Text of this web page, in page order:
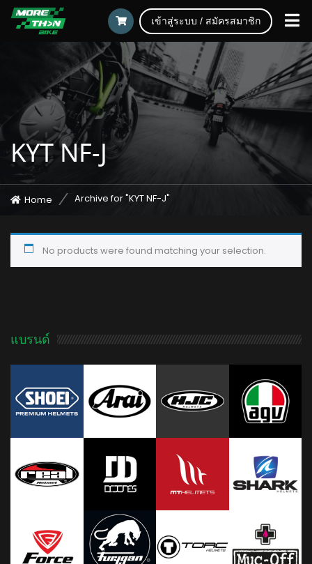
เข้าสู่ระบบ / สมัครสมาชิก
KYT NF-J
Home Archive for "KYT NF-J"
No products were found matching your selection.
แบรนด์